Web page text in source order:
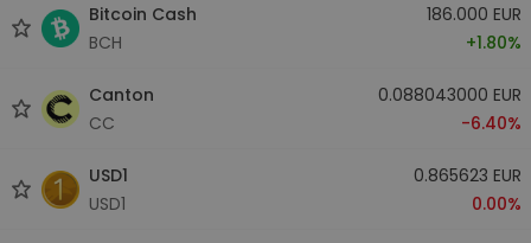
Bitcoin Cash
BCH
186.000 EUR
+1.80%
Canton
CC
0.088043000 EUR
-6.40%
USD1
USD1
0.865623 EUR
0.00%